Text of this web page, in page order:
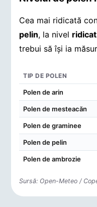
Cea mai ridicată
pelin, la nivel ridicat
trebui să își ia
Concentrații de polen în
TIP DE POLEN
Polen de arin
Polen de mesteacăn
Polen de graminee
Polen de pelin
Polen de ambrozie
Sursă: Open-Meteo /